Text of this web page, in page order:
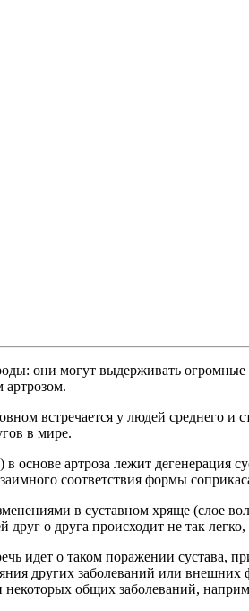
они могут выдерживать огромные
встречается у людей
в мире.
в основе артроза лежит
соответствия формы
в суставном хряще (слое
о друга происходит не так легко,
идет о таком поражении сустава,
других заболеваний или
некоторых общих заболеваний,